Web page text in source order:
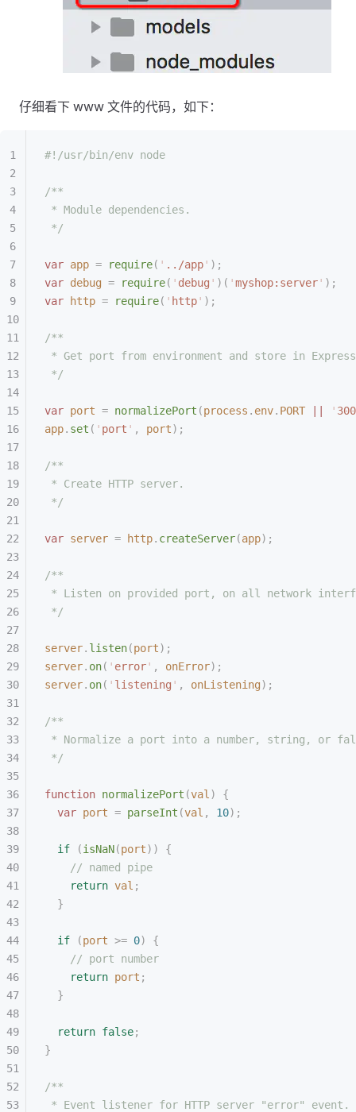
仔细看下 www 文件的代码，如下：
#!/usr/bin/env node
/**
* Module dependencies.
*/
var app = require( ' ../app' );
var debug = require( ' debug ' )( 'myshop:server' );
var http = require( ' http' );
/**
* Get port from environment and store in
*/
var port = normalizePort (process . env. PORT '
app. set ( ' port ' , port);
/**
* Create HTTP server.
*/
var server = http. createServer(app);
/**
* Listen on provided port, on all network
*/
server. listen(port);
server. on( ' error' , onError);
server. on( ' listening ' , onListening);
/**
* Normalize a port into a number, string, or
*/
function normalizePort (val )
{
  var
port = parseInt (val , 10);
  if
(isNaN(port))
{
    // named pipe
    return
val ;
  }
  if
(port >= 0)
{
    // port number
    return
port ;
  }
  return
false;
}
/**
* Event listener for HTTP server "error" event.